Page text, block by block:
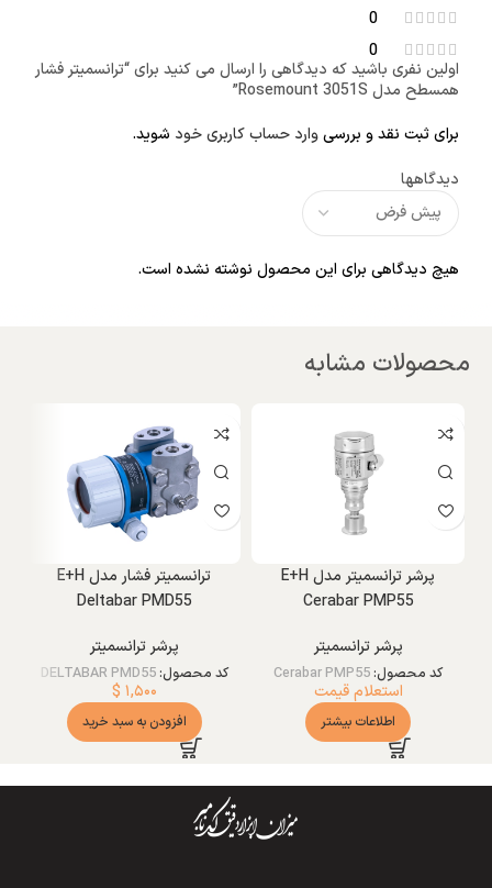
0
0
دیدگاهها
هیچ دیدگاهی برای این محصول نوشته نشده است.
اولین نفری باشید که دیدگاهی را ارسال می کنید برای “ترانسمیتر فشار
همسطح مدل Rosemount 3051S”
برای ثبت نقد و بررسیوارد حساب کاربری خود شوید.
محصولات مشابه
پرشر ترانسمیتر مدل E+H
Cerabar PMP55
پرشر ترانسمیتر
کد محصول:Cerabar PMP55
استعلام قیمت
اطلاعات بیشتر
ترانسمیتر فشار مدل E+H
Deltabar PMD55
پرشر ترانسمیتر
کد محصول:DELTABAR PMD55
$ ۱,۵۰۰
افزودن به سبد خرید